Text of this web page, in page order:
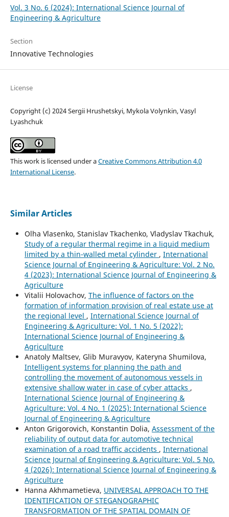
Vol. 3 No. 6 (2024): International Science Journal of
Engineering & Agriculture
Section
Innovative Technologies
License
Copyright (c) 2024 Sergiі Hrushetskyі, Mykola Volynkin, Vasyl
Lyashchuk
This work is licensed under aCreative Commons Attribution 4.0
International License.
Similar Articles
Olha Vlasenko, Stanislav Tkachenko, Vladyslav Tkachuk,
Study of a regular thermal regime in a liquid medium
limited by a thin-walled metal cylinder , International
Science Journal of Engineering & Agriculture: Vol. 2 No.
4 (2023): International Science Journal of Engineering &
Agriculture
Vitalii Holovachov, The influence of factors on the
formation of information provision of real estate use at
the regional level , International Science Journal of
Engineering & Agriculture: Vol. 1 No. 5 (2022):
International Science Journal of Engineering &
Agriculture
Anatoly Maltsev, Glib Muravyov, Kateryna Shumilova,
Intelligent systems for planning the path and
controlling the movement of autonomous vessels in
extensive shallow water in case of cyber attacks ,
International Science Journal of Engineering &
Agriculture: Vol. 4 No. 1 (2025): International Science
Journal of Engineering & Agriculture
Anton Grigorovich, Konstantin Dolia, Assessment of the
reliability of output data for automotive technical
examination of a road traffic accidents , International
Science Journal of Engineering & Agriculture: Vol. 5 No.
4 (2026): International Science Journal of Engineering &
Agriculture
Hanna Akhmametieva, UNIVERSAL APPROACH TO THE
IDENTIFICATION OF STEGANOGRAPHIC
TRANSFORMATION OF THE SPATIAL DOMAIN OF